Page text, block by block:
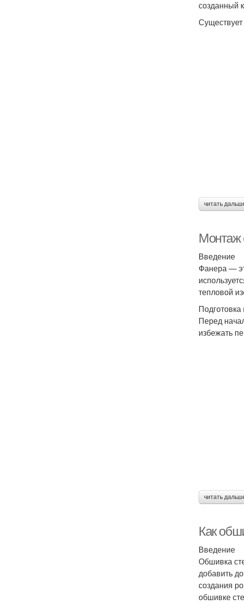
созданный
читать
Монтаж
Введение
Фанера —
тепловой
Перед
избежать
читать
Как
Введение
Обшивка
добавить
создания
обшивке